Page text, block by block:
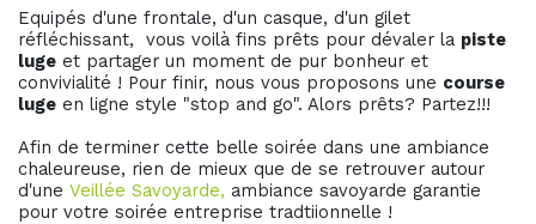
Equipés d'une frontale, d'un casque, d'un gilet
réfléchissant, vous voilà fins prêts pour dévaler la piste
luge et partager un moment de pur bonheur et
convivialité ! Pour finir, nous vous proposons une course
luge en ligne style "stop and go". Alors prêts? Partez!!!
Afin de terminer cette belle soirée dans une ambiance
chaleureuse, rien de mieux que de se retrouver autour
d'une Veillée Savoyarde, ambiance savoyarde garantie
pour votre soirée entreprise tradtiionnelle !